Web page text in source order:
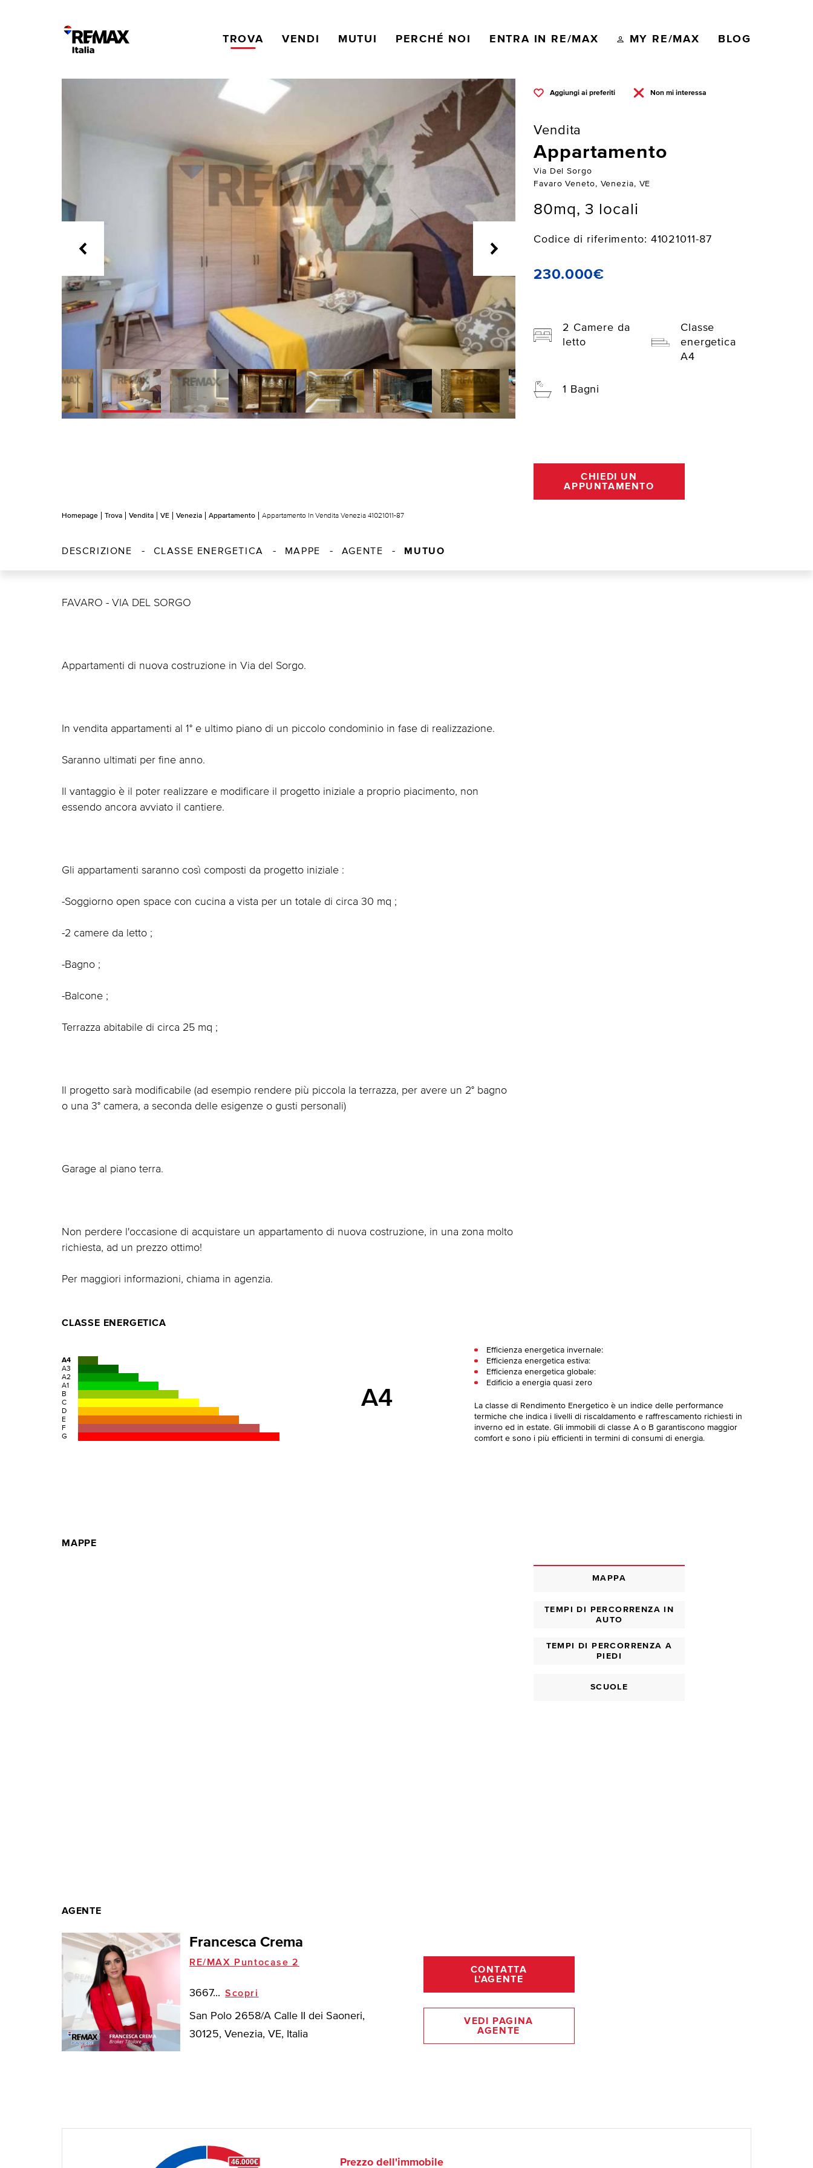
TROVA VENDI MUTUI PERCHÉ NOI ENTRA IN RE/MAX MY RE/MAX BLOG
Aggiungi ai preferiti Non mi interessa
Vendita
Appartamento
Via Del Sorgo
Favaro Veneto, Venezia, VE
80mq, 3 locali
Codice di riferimento: 41021011-87
230.000€
2 Camere da
letto
Classe
energetica
A4
1 Bagni
CHIEDI UN
APPUNTAMENTO
Homepage Trova Vendita VE Venezia Appartamento Appartamento In Vendita Venezia 41021011-87
DESCRIZIONE CLASSE ENERGETICA MAPPE AGENTE MUTUO
FAVARO - VIA DEL SORGO
Appartamenti di nuova costruzione in Via del Sorgo.
In vendita appartamenti al 1° e ultimo piano di un piccolo condominio in fase di realizzazione.
Saranno ultimati per fine anno.
Il vantaggio è il poter realizzare e modificare il progetto iniziale a proprio piacimento, non
essendo ancora avviato il cantiere.
Gli appartamenti saranno così composti da progetto iniziale :
-Soggiorno open space con cucina a vista per un totale di circa 30 mq ;
-2 camere da letto ;
-Bagno ;
-Balcone ;
Terrazza abitabile di circa 25 mq ;
Il progetto sarà modificabile (ad esempio rendere più piccola la terrazza, per avere un 2° bagno
o una 3° camera, a seconda delle esigenze o gusti personali)
Garage al piano terra.
Non perdere l'occasione di acquistare un appartamento di nuova costruzione, in una zona molto
richiesta, ad un prezzo ottimo!
Per maggiori informazioni, chiama in agenzia.
CLASSE ENERGETICA
A4
A3
A2
A1
B
C
D
E
F
G
A4
Efficienza energetica invernale:
Efficienza energetica estiva:
Efficienza energetica globale:
Edificio a energia quasi zero
La classe di Rendimento Energetico è un indice delle performance
termiche che indica i livelli di riscaldamento e raffrescamento richiesti in
inverno ed in estate. Gli immobili di classe A o B garantiscono maggior
comfort e sono i più efficienti in termini di consumi di energia.
MAPPE
MAPPA
TEMPI DI PERCORRENZA IN
AUTO
TEMPI DI PERCORRENZA A
PIEDI
SCUOLE
AGENTE
Francesca Crema
RE/MAX Puntocase 2
3667... Scopri
San Polo 2658/A Calle II dei Saoneri,
30125, Venezia, VE, Italia
CONTATTA
L'AGENTE
VEDI PAGINA
AGENTE
46.000€ Prezzo dell'immobile